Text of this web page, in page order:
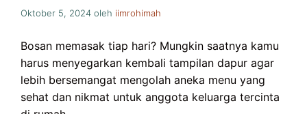
Oktober 5, 2024 oleh iimrohimah
Bosan memasak tiap hari? Mungkin saatnya kamu
harus menyegarkan kembali tampilan dapur agar
lebih bersemangat mengolah aneka menu yang
sehat dan nikmat untuk anggota keluarga tercinta